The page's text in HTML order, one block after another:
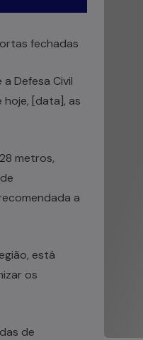
fechadas
Defesa Civil
[data], as
metros,
a
está
os
de